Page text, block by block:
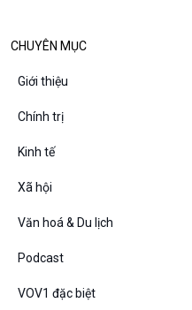
Thanh âm ký sự
Chân dung cuộc sống
CHUYÊN MỤC
Giới thiệu
Chính trị
Kinh tế
Xã hội
Văn hoá & Du lịch
Podcast
VOV1 đặc biệt